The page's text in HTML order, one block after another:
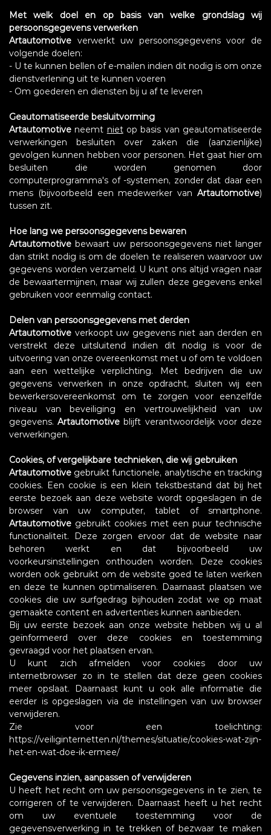
Met welk doel en op basis van welke grondslag wij
persoonsgegevens verwerken
Artautomotive verwerkt uw persoonsgegevens voor de
volgende doelen:
- U te kunnen bellen of e-mailen indien dit nodig is om onze
dienstverlening uit te kunnen voeren
- Om goederen en diensten bij u af te leveren
Geautomatiseerde besluitvorming
Artautomotive neemt nietop basis van geautomatiseerde
verwerkingen besluiten over zaken die (aanzienlijke)
gevolgen kunnen hebben voor personen. Het gaat hier om
besluiten die worden genomen door
computerprogramma's of -systemen, zonder dat daar een
mens (bijvoorbeeld een medewerker van Artautomotive)
tussen zit.
Hoe lang we persoonsgegevens bewaren
Artautomotive bewaart uw persoonsgegevens niet langer
dan strikt nodig is om de doelen te realiseren waarvoor uw
gegevens worden verzameld. U kunt ons altijd vragen naar
de bewaartermijnen, maar wij zullen deze gegevens enkel
gebruiken voor eenmalig contact.
Delen van persoonsgegevens met derden
Artautomotive verkoopt uw gegevens niet aan derden en
verstrekt deze uitsluitend indien dit nodig is voor de
uitvoering van onze overeenkomst met u of om te voldoen
aan een wettelijke verplichting. Met bedrijven die uw
gegevens verwerken in onze opdracht, sluiten wij een
bewerkersovereenkomst om te zorgen voor eenzelfde
niveau van beveiliging en vertrouwelijkheid van uw
gegevens.Artautomotive blijft verantwoordelijk voor deze
verwerkingen.
Cookies, of vergelijkbare technieken, die wij gebruiken
Artautomotive gebruikt functionele, analytische en tracking
cookies. Een cookie is een klein tekstbestand dat bij het
eerste bezoek aan deze website wordt opgeslagen in de
browser van uw computer, tablet of smartphone.
Artautomotive gebruikt cookies met een puur technische
functionaliteit. Deze zorgen ervoor dat de website naar
behoren werkt en dat bijvoorbeeld uw
voorkeursinstellingen onthouden worden. Deze cookies
worden ook gebruikt om de website goed te laten werken
en deze te kunnen optimaliseren. Daarnaast plaatsen we
cookies die uw surfgedrag bijhouden zodat we op maat
gemaakte content en advertenties kunnen aanbieden.
Bij uw eerste bezoek aan onze website hebben wij u al
geïnformeerd over deze cookies en toestemming
gevraagd voor het plaatsen ervan.
U kunt zich afmelden voor cookies door uw
internetbrowser zo in te stellen dat deze geen cookies
meer opslaat. Daarnaast kunt u ook alle informatie die
eerder is opgeslagen via de instellingen van uw browser
verwijderen.
Zie voor een toelichting:
https://veiliginternetten.nl/themes/situatie/cookies-wat-zijn-
het-en-wat-doe-ik-ermee/
Gegevens inzien, aanpassen of verwijderen
U heeft het recht om uw persoonsgegevens in te zien, te
corrigeren of te verwijderen. Daarnaast heeft u het recht
om uw eventuele toestemming voor de
gegevensverwerking in te trekken of bezwaar te maken